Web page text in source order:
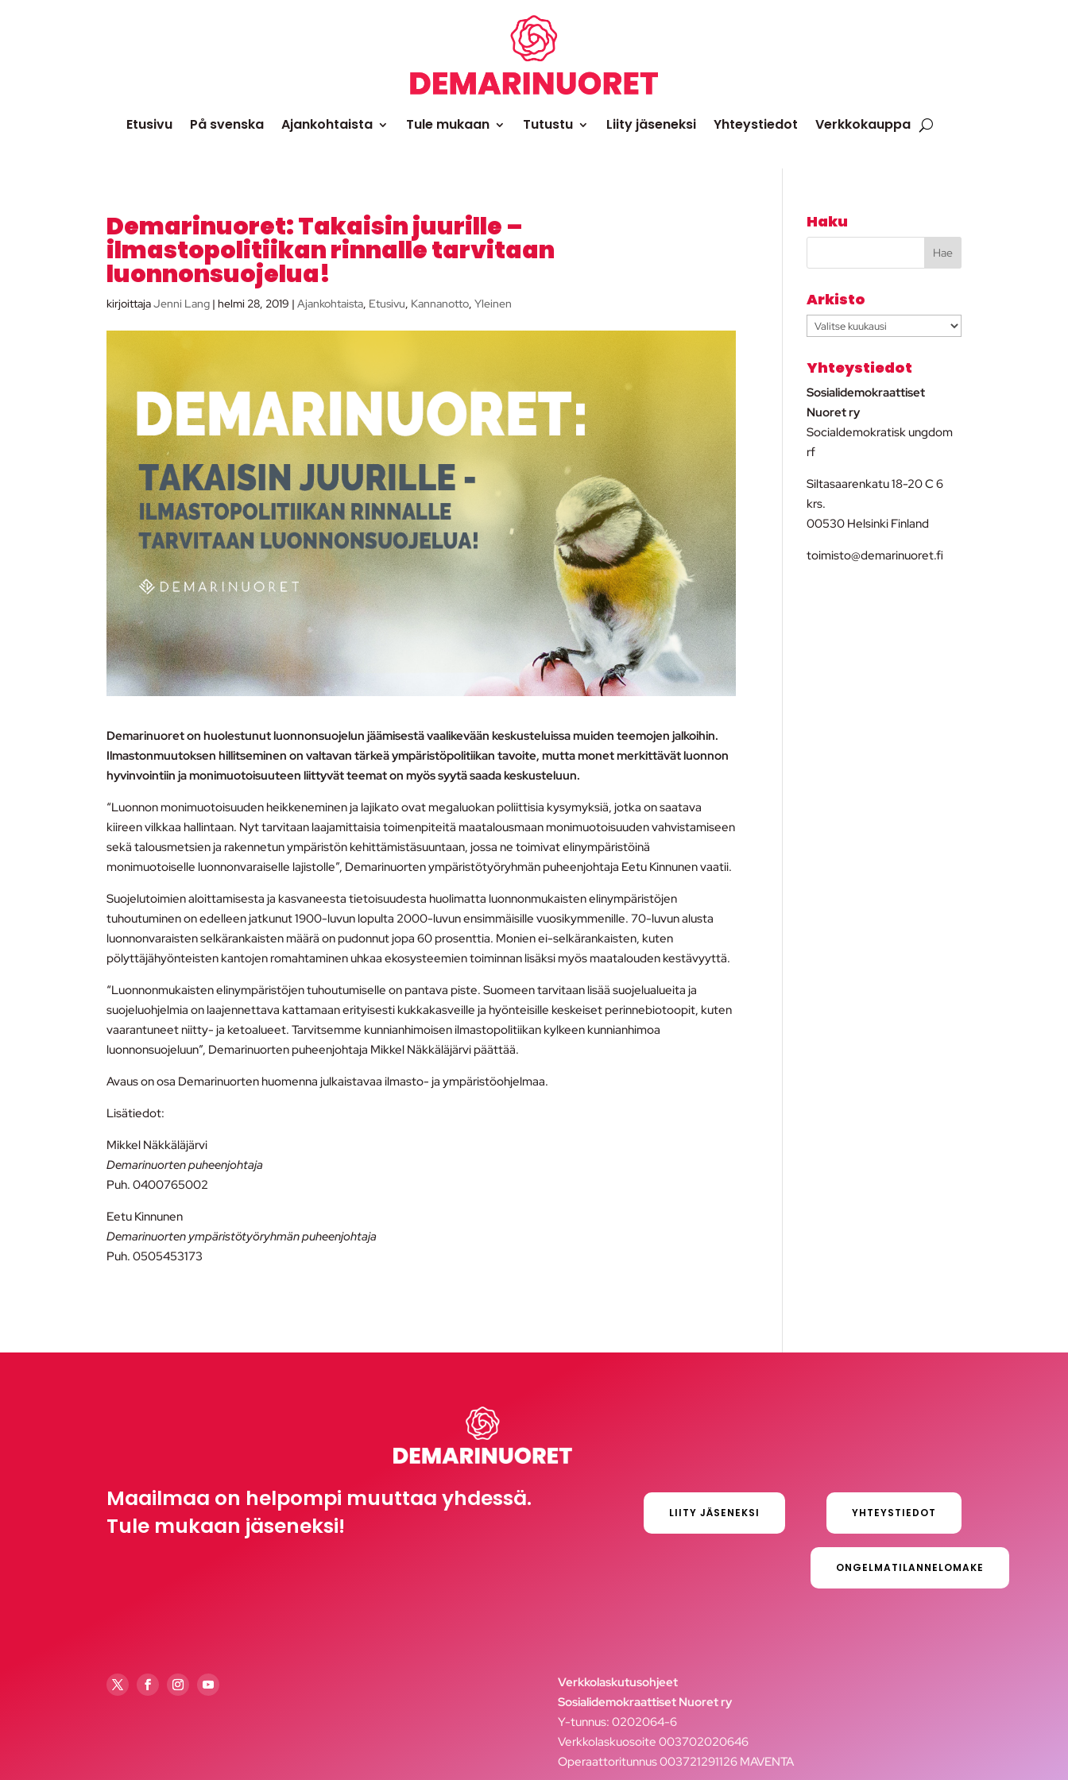
Etusivu På svenska Ajankohtaista Tule mukaan Tutustu Liity jäseneksi Yhteystiedot Verkkokauppa
Demarinuoret: Takaisin juurille –
ilmastopolitiikan rinnalle tarvitaan
luonnonsuojelua!
kirjoittajaJenni Lang |helmi 28, 2019 |Ajankohtaista, Etusivu, Kannanotto,Yleinen
Demarinuoret on huolestunut luonnonsuojelun jäämisestä vaalikevään keskusteluissa muiden teemojen jalkoihin.
Ilmastonmuutoksen hillitseminen on valtavan tärkeä ympäristöpolitiikan tavoite, mutta monet merkittävät luonnon
hyvinvointiin ja monimuotoisuuteen liittyvät teemat on myös syytä saada keskusteluun.
“Luonnon monimuotoisuuden heikkeneminen ja lajikato ovat megaluokan poliittisia kysymyksiä, jotka on saatava
kiireen vilkkaa hallintaan. Nyt tarvitaan laajamittaisia toimenpiteitä maatalousmaan monimuotoisuuden vahvistamiseen
sekä talousmetsien ja rakennetun ympäristön kehittämistäsuuntaan, jossa ne toimivat elinympäristöinä
monimuotoiselle luonnonvaraiselle lajistolle”, Demarinuorten ympäristötyöryhmän puheenjohtaja Eetu Kinnunen vaatii.
Suojelutoimien aloittamisesta ja kasvaneesta tietoisuudesta huolimatta luonnonmukaisten elinympäristöjen
tuhoutuminen on edelleen jatkunut 1900-luvun lopulta 2000-luvun ensimmäisille vuosikymmenille. 70-luvun alusta
luonnonvaraisten selkärankaisten määrä on pudonnut jopa 60 prosenttia. Monien ei-selkärankaisten, kuten
pölyttäjähyönteisten kantojen romahtaminen uhkaa ekosysteemien toiminnan lisäksi myös maatalouden kestävyyttä.
“Luonnonmukaisten elinympäristöjen tuhoutumiselle on pantava piste. Suomeen tarvitaan lisää suojelualueita ja
suojeluohjelmia on laajennettava kattamaan erityisesti kukkakasveille ja hyönteisille keskeiset perinnebiotoopit, kuten
vaarantuneet niitty- ja ketoalueet. Tarvitsemme kunnianhimoisen ilmastopolitiikan kylkeen kunnianhimoa
luonnonsuojeluun”, Demarinuorten puheenjohtaja Mikkel Näkkäläjärvi päättää.
Avaus on osa Demarinuorten huomenna julkaistavaa ilmasto- ja ympäristöohjelmaa.
Lisätiedot:
Mikkel Näkkäläjärvi
Demarinuorten puheenjohtaja
Puh. 0400765002
Eetu Kinnunen
Demarinuorten ympäristötyöryhmän puheenjohtaja
Puh. 0505453173
Haku
Arkisto
Arkisto
Yhteystiedot
Sosialidemokraattiset
Nuoret ry
Socialdemokratisk ungdom
rf
Siltasaarenkatu 18-20 C 6
krs.
00530 Helsinki Finland
toimisto@demarinuoret.fi
Maailmaa on helpompi muuttaa yhdessä.
Tule mukaan jäseneksi!
LIITY JÄSENEKSI YHTEYSTIEDOT
ONGELMATILANNELOMAKE
Verkkolaskutusohjeet
Sosialidemokraattiset Nuoret ry
Y-tunnus: 0202064-6
Verkkolaskuosoite 003702020646
Operaattoritunnus 003721291126 MAVENTA